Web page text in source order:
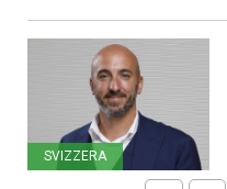
SVIZZERA